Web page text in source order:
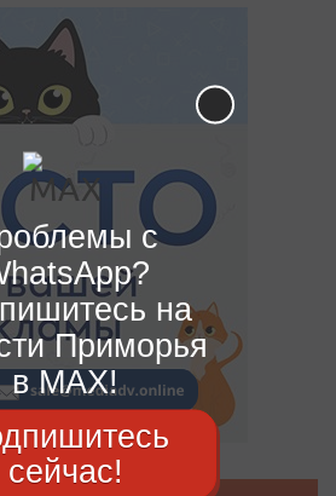
с
на
Приморья
в MAX!
сейчас!